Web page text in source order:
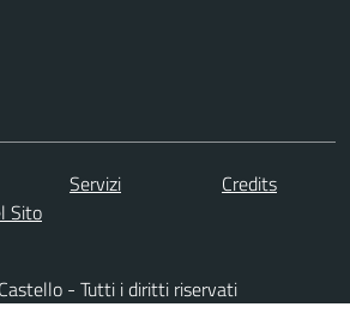
Servizi
Credits
Sito
- Tutti i diritti riservati